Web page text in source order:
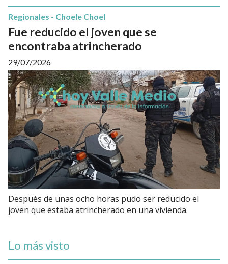
Fue reducido el joven que se
encontraba atrincherado
Regionales - Choele Choel
29/07/2026
Después de unas ocho horas pudo ser reducido el
joven que estaba atrincherado en una vivienda.
Lo más visto